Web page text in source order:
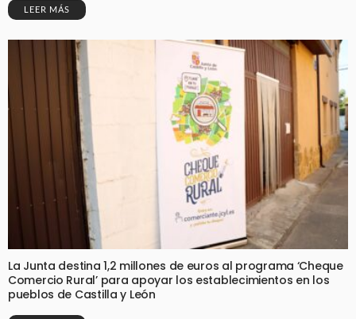
LEER MÁS
La Junta destina 1,2 millones de euros al programa ‘Cheque
Comercio Rural’ para apoyar los establecimientos en los
pueblos de Castilla y León